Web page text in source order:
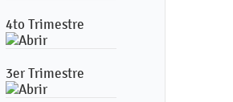
4to Trimestre
3er Trimestre